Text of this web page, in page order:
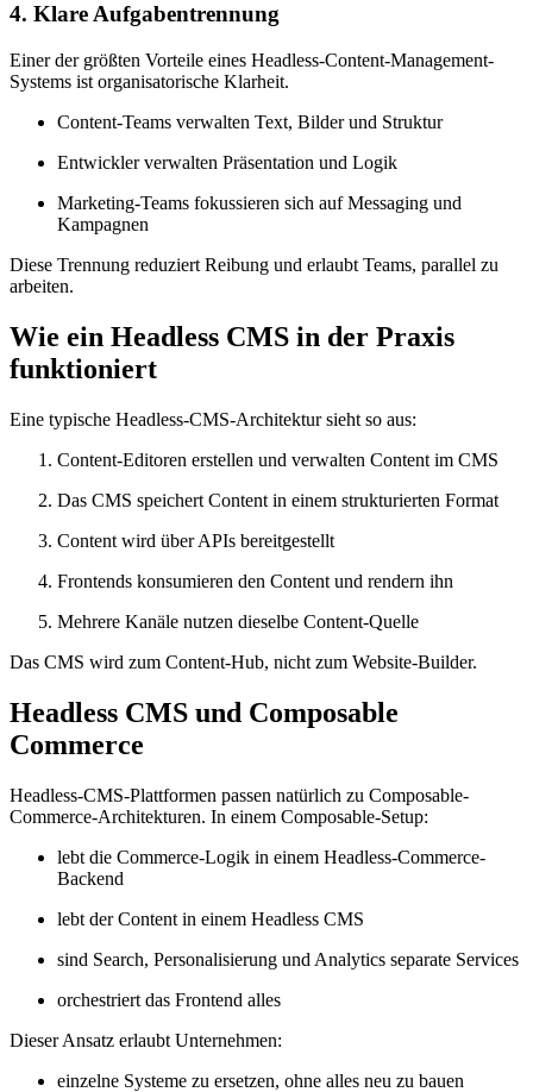
4. Klare Aufgabentrennung
Einer der größten Vorteile eines Headless-Content-Management-
Systems ist organisatorische Klarheit.
Content-Teams verwalten Text, Bilder und Struktur
Entwickler verwalten Präsentation und Logik
Marketing-Teams fokussieren sich auf Messaging und
Kampagnen
Diese Trennung reduziert Reibung und erlaubt Teams, parallel zu
arbeiten.
Wie ein Headless CMS in der Praxis
funktioniert
Eine typische Headless-CMS-Architektur sieht so aus:
Content-Editoren erstellen und verwalten Content im CMS
Das CMS speichert Content in einem strukturierten Format
Content wird über APIs bereitgestellt
Frontends konsumieren den Content und rendern ihn
Mehrere Kanäle nutzen dieselbe Content-Quelle
Das CMS wird zum Content-Hub, nicht zum Website-Builder.
Headless CMS und Composable
Commerce
Headless-CMS-Plattformen passen natürlich zu Composable-
Commerce-Architekturen. In einem Composable-Setup:
lebt die Commerce-Logik in einem Headless-Commerce-
Backend
lebt der Content in einem Headless CMS
sind Search, Personalisierung und Analytics separate Services
orchestriert das Frontend alles
Dieser Ansatz erlaubt Unternehmen:
einzelne Systeme zu ersetzen, ohne alles neu zu bauen